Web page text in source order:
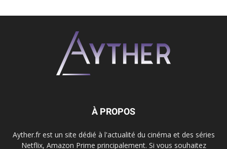
À PROPOS
Ayther.fr est un site dédié à l'actualité du cinéma et des séries
Netflix, Amazon Prime principalement. Si vous souhaitez